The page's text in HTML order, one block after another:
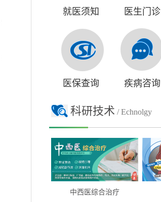
就医须知 医生门诊
医保查询 疾病咨询
科研技术 / Echnolgy
中西医综合治疗